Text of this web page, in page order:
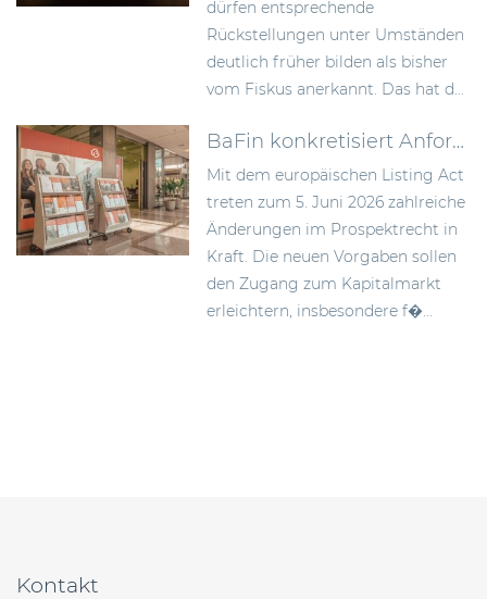
dürfen entsprechende
Rückstellungen unter Umständen
deutlich früher bilden als bisher
vom Fiskus anerkannt. Das hat d...
BaFin konkretisiert Anforderungen an Wertpapierprospekte im Zuge des Listing Act
Mit dem europäischen Listing Act
treten zum 5. Juni 2026 zahlreiche
Änderungen im Prospektrecht in
Kraft. Die neuen Vorgaben sollen
den Zugang zum Kapitalmarkt
erleichtern, insbesondere f�...
Kontakt